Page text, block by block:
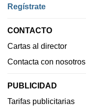
Regístrate
CONTACTO
Cartas al director
Contacta con nosotros
PUBLICIDAD
Tarifas publicitarias